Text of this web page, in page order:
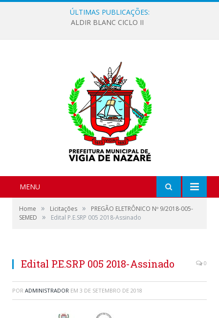
ÚLTIMAS PUBLICAÇÕES:
ALDIR BLANC CICLO II
MENU
Home » Licitações »
PREGÃO ELETRÔNICO Nº 9/2018-005-
SEMED
» Edital P.E.SRP 005 2018-Assinado
Edital P.E.SRP 005 2018-Assinado 0
POR ADMINISTRADOR EM 3 DE SETEMBRO DE 2018